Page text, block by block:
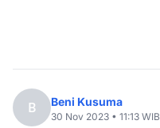
B Beni Kusuma
30 Nov 2023 • 11:13 WIB